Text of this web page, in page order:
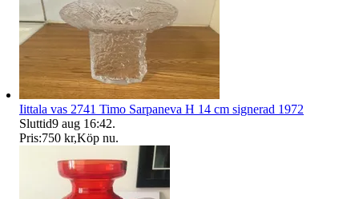
Iittala vas 2741 Timo Sarpaneva H 14 cm signerad 1972
Sluttid9 aug 16:42.
Pris:750 kr,Köp nu.